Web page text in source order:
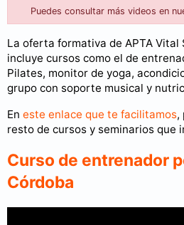
Puedes consultar más videos en
La oferta formativa de APTA Vital
incluye cursos como el de
Pilates, monitor de yoga,
grupo con soporte musical y
En este enlace que te facilitamos,
resto de cursos y seminarios que
Curso de entrenador
Córdoba